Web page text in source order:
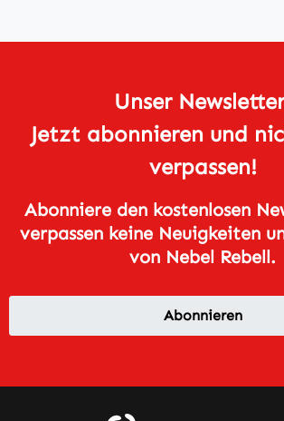
Unser
Jetzt abonnieren und
verpassen!
Abonniere den kostenlosen
verpassen keine Neuigkeiten
von Nebel Rebell.
Abonnieren